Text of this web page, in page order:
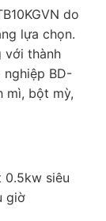
do
lựa chọn.
với thành
nghiệp BD-
mì, bột mỳ,
0.5kw siêu
giờ